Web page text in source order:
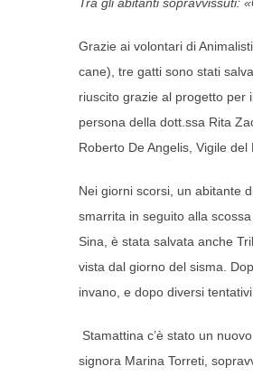
Grazie ai volontari di
cane), tre gatti sono stati
riuscito grazie al progetto per
persona della dott.ssa Rita
Roberto De Angelis, Vigile del
Nei giorni scorsi, un abitante
smarrita in seguito alla
Sina, è stata salvata anche
vista dal giorno del sisma.
invano, e dopo diversi
Stamattina c’è stato un
signora Marina Torreti,